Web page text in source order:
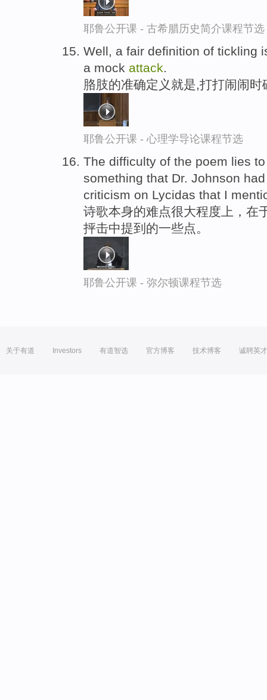
耶鲁公开课 - 古希腊历史简介课程节选
Well, a fair definition of tickling
a mock attack.
胳肢的准确定义就是,打打闹闹
耶鲁公开课 - 心理学导论课程节选
The difficulty of the poem lies
something that Dr. Johnson
criticism on Lycidas that I
诗歌本身的难点很大程度上，在
抨击中提到的一些点。
耶鲁公开课 - 弥尔顿课程节选
关于有道 Investors 有道智选 官方博客 技术博客 诚聘英才